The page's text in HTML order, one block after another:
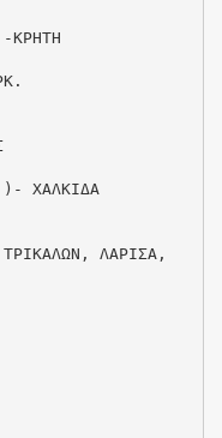
ΚΡΗΤΗ
)- ΧΑΛΚΙΔΑ
ΛΑΡΙΣΑ,